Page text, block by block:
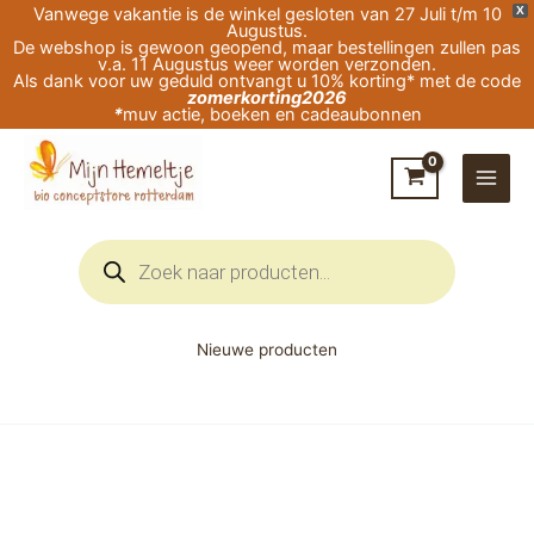
X
Vanwege vakantie is de winkel gesloten van 27 Juli t/m 10
Augustus.
De webshop is gewoon geopend, maar bestellingen zullen pas
v.a. 11 Augustus weer worden verzonden.
Als dank voor uw geduld ontvangt u 10% korting* met de code
zomerkorting2026
*muv actie, boeken en cadeaubonnen
naar
de
Producten
zoeken
Nieuwe producten